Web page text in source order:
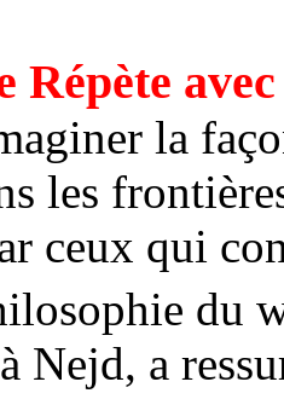
Répète
la
les
ceux qui
du
Nejd, a